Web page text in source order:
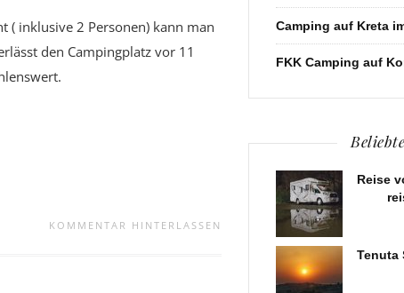
( inklusive 2 Personen) kann man
den Campingplatz vor 11
KOMMENTAR HINTERLASSEN
Camping auf Kreta
FKK Camping auf
Reise
Tenuta